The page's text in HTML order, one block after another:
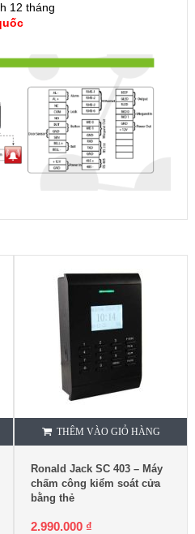
12 tháng
THÊM VÀO GIỎ HÀNG
Ronald Jack SC 403 – Máy
chấm công kiểm soát cửa
bằng thẻ
2.990.000 ₫